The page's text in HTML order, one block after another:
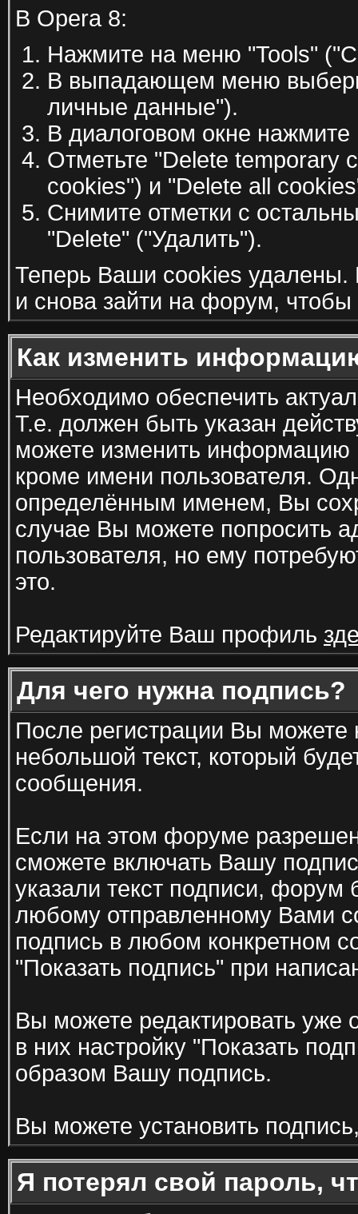
В Opera 8:
Нажмите на меню "Tools"
В выпадающем меню
личные данные").
В диалоговом окне
Отметьте "Delete temporary
cookies") и "Delete all
Снимите отметки с
"Delete" ("Удалить").
Теперь Ваши cookies удалены.
и снова зайти на форум, чтобы
Как изменить
Необходимо обеспечить
Т.е. должен быть указан
можете изменить
кроме имени пользователя.
определённым именем, Вы
случае Вы можете попросить
пользователя, но ему
это.
Редактируйте Ваш профиль
Для чего нужна подпись?
После регистрации Вы можете
небольшой текст, который
сообщения.
Если на этом форуме
сможете включать Вашу
указали текст подписи, форум
любому отправленному Вами
подпись в любом конкретном
"Показать подпись" при
Вы можете редактировать уже
в них настройку "Показать
образом Вашу подпись.
Вы можете установить
Я потерял свой пароль,